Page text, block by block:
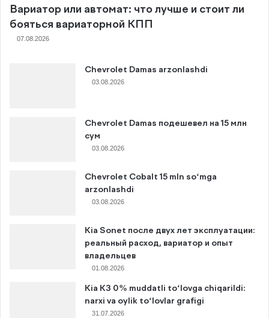
Вариатор или автомат: что лучше и стоит ли
бояться вариаторной КПП
07.08.2026
Chevrolet Damas arzonlashdi
03.08.2026
Chevrolet Damas подешевел на 15 млн
сум
03.08.2026
Chevrolet Cobalt 15 mln so‘mga
arzonlashdi
03.08.2026
Kia Sonet после двух лет эксплуатации:
реальный расход, вариатор и опыт
владельцев
01.08.2026
Kia K3 0% muddatli to‘lovga chiqarildi:
narxi va oylik to‘lovlar grafigi
31.07.2026